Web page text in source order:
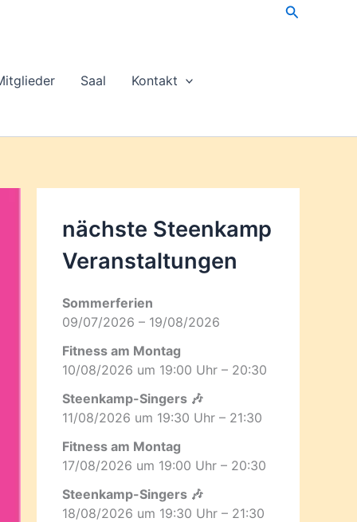
Suchen
Saal Kontakt
nächste Steenkamp
Veran­staltungen
Sommerferien
09/07/2026 – 19/08/2026
Fitness am Montag
10/08/2026 um 19:00 Uhr – 20:30
Steenkamp-Singers 🎶
11/08/2026 um 19:30 Uhr – 21:30
Fitness am Montag
17/08/2026 um 19:00 Uhr – 20:30
Steenkamp-Singers 🎶
18/08/2026 um 19:30 Uhr – 21:30